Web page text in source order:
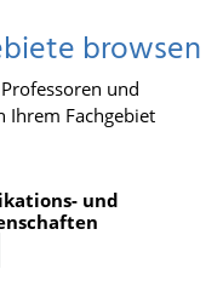
browsen
und
Ihrem Fachgebiet
und